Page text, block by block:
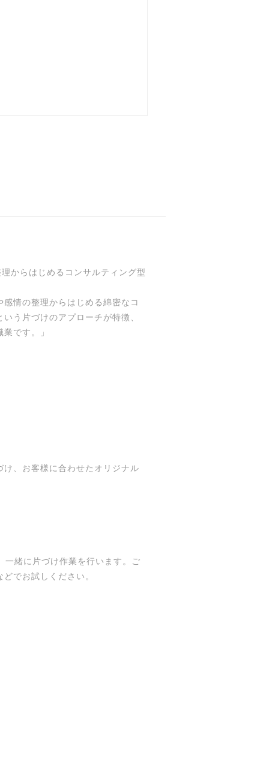
からはじめるコンサルティング型
情の整理からはじめる綿密なコ
う片づけのアプローチが特徴、
です。」
、お客様に合わせたオリジナル
緒に片づけ作業を行います。ご
でお試しください。